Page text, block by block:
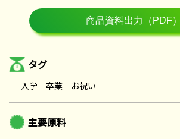
タグ
入学 卒業 お祝い
主要原料